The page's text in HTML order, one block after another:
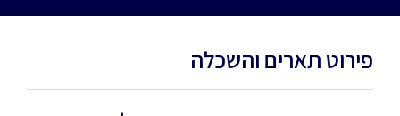
פירוט תארים והשכלה